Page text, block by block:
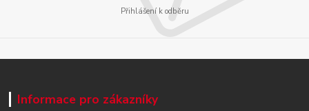
Přihlášení k odběru
Informace pro zákazníky